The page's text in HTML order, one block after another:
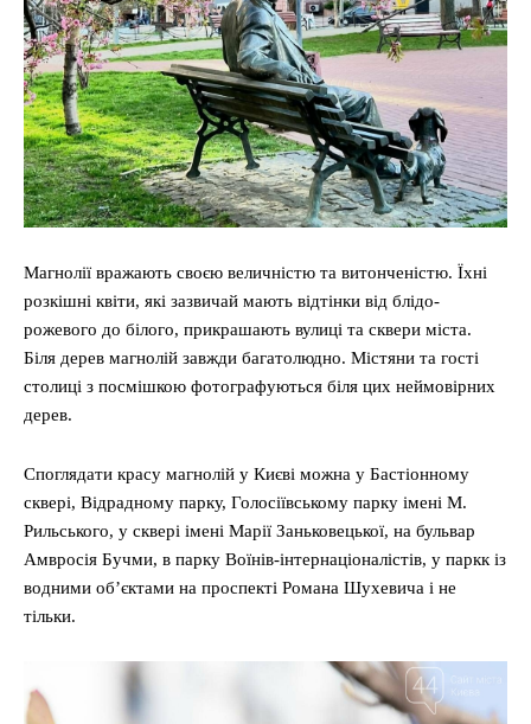
Магнолії вражають своєю величністю та витонченістю. Їхні
розкішні квіти, які зазвичай мають відтінки від блідо-
рожевого до білого, прикрашають вулиці та сквери міста.
Біля дерев магнолій завжди багатолюдно. Містяни та гості
столиці з посмішкою фотографуються біля цих неймовірних
дерев.
Споглядати красу магнолій у Києві можна у Бастіонному
сквері, Відрадному парку, Голосіївському парку імені М.
Рильського, у сквері імені Марії Заньковецької, на бульвар
Амвросія Бучми, в парку Воїнів-інтернаціоналістів, у паркк із
водними об’єктами на проспекті Романа Шухевича і не
тільки.